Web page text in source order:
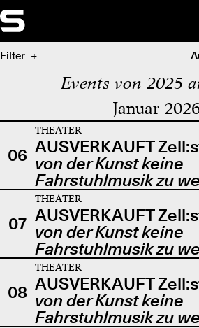
Filter
Events von 2025
Januar
06
THEATER
AUSVERKAUFT
von der Kunst keine
Fahrstuhlmusik zu
07
THEATER
AUSVERKAUFT
von der Kunst keine
Fahrstuhlmusik zu
08
THEATER
AUSVERKAUFT
von der Kunst keine
Fahrstuhlmusik zu